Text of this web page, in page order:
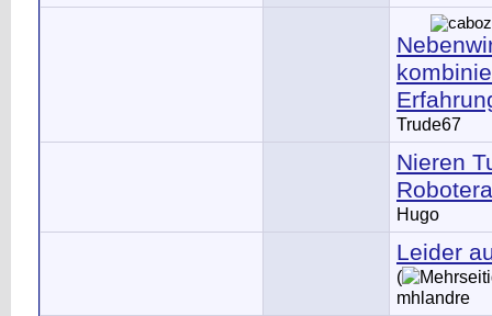
Trude67
Nieren
Hugo
Leider
(
mhlandre